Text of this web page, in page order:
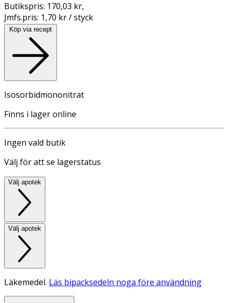
Butikspris: 170,03 kr,
Jmfs.pris: 1,70 kr / styck
Köp via recept
Isosorbidmononitrat
Finns i lager online
Ingen vald butik
Välj för att se lagerstatus
Välj apotek
Välj apotek
Läkemedel. Läs bipacksedeln noga före användning